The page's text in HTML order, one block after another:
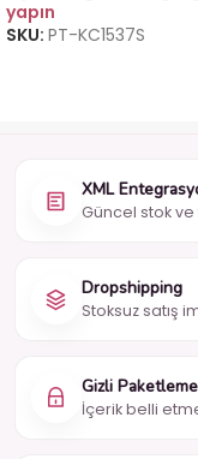
yapın
SKU: PT-KC1537S
XML
Güncel stok ve
Dropshipping
Stoksuz satış
Gizli Paketleme
İçerik belli